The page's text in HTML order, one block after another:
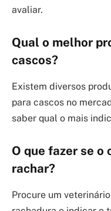
avaliar.
Qual o melhor
cascos?
Existem diversos
para cascos no
saber qual o mais
O que fazer se o
rachar?
Procure um